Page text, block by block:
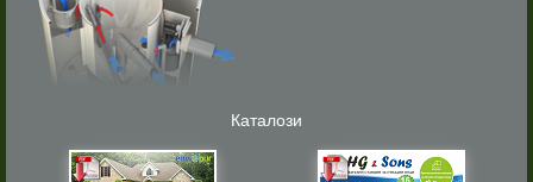
Каталози